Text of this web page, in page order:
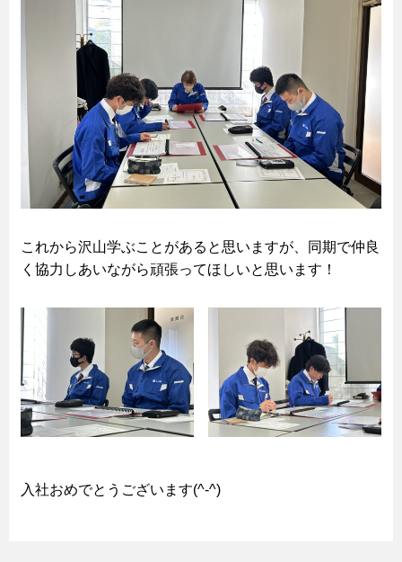
これから沢山学ぶことがあると思いますが、同期で仲良
く協力しあいながら頑張ってほしいと思います！
入社おめでとうございます(^-^)